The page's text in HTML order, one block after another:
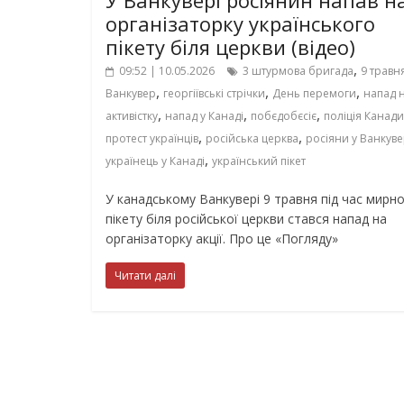
організаторку українського
пікету біля церкви (відео)
09:52 | 10.05.2026 3 штурмова бригада, 9
Ванкувер, георгіївські стрічки, День перемоги, напад
активістку, напад у Канаді, побєдобєсіє, поліція Канади
протест українців, російська церква, росіяни у
українець у Канаді, український пікет
У канадському Ванкувері 9 травня під час
пікету біля російської церкви стався напад на
організаторку акції. Про це «Погляду»
Читати далі